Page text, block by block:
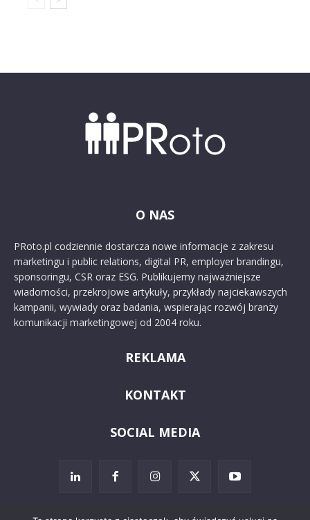
O NAS
PRoto.pl codziennie dostarcza nowe informacje z zakresu
marketingu i public relations, digital PR, employer brandingu,
sponsoringu, CSR oraz ESG. Publikujemy najważniejsze
wiadomości, przekrojowe artykuły, przykłady najciekawszych
kampanii, wywiady oraz badania, wspierając rozwój branży
komunikacji marketingowej od 2004 roku.
REKLAMA
KONTAKT
SOCIAL MEDIA